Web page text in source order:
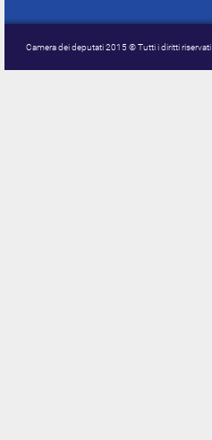
Camera dei deputati 2015 © Tutti i diritti riservati